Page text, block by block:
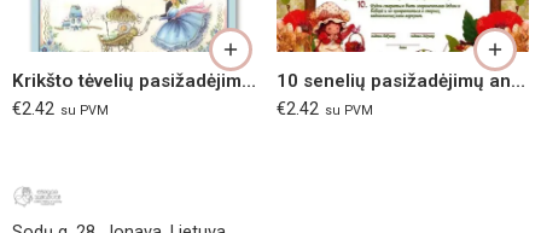
Krikšto tėvelių pasižadėjimas žydras
€2.42 su PVM
10 senelių pasižadėjimų anūkei, rusų kalba
€2.42 su PVM